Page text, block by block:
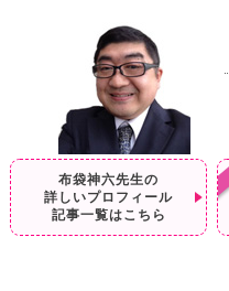
布袋神六先生の
詳しいプロフィール
記事一覧はこちら